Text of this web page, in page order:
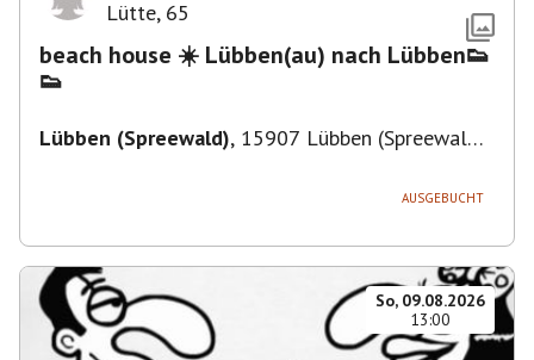
Lütte, 65
beach house ☀️ Lübben(au) nach Lübben👟
👟
Lübben (Spreewald), 15907 Lübben (Spreewald),
AUSGEBUCHT
So, 09.08.2026
13:00